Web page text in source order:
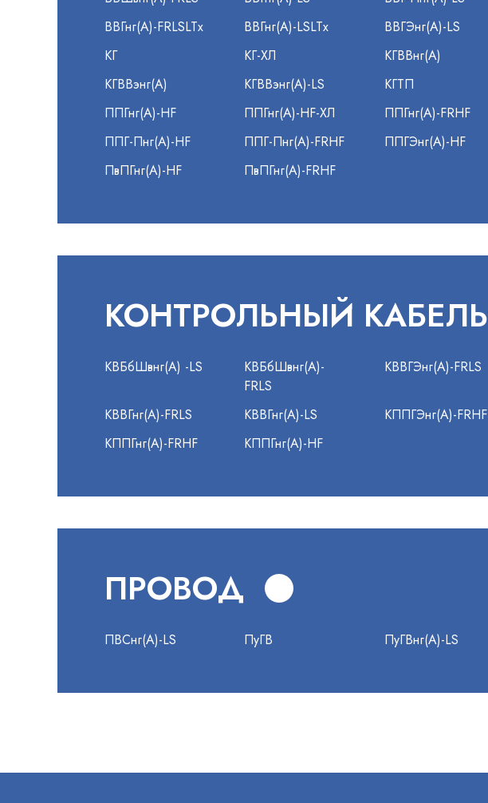
ВВГнг(А)-FRLSLTx
ВВГнг(А)-LSLTx ВВГЭнг(А)-LS
КГ
КГ-ХЛ КГВВнг(А)
КГВВэнг(А)
КГВВэнг(А)-LS КГТП
ППГнг(А)-HF
ППГнг(А)-HF-ХЛ ППГнг(А)-FRHF
ППГ-Пнг(А)-HF
ППГ-Пнг(А)-FRHF ППГЭнг(А)-HF
ПвПГнг(А)-HF
ПвПГнг(А)-FRHF
КОНТРОЛЬНЫЙ КАБЕЛЬ
КВБбШвнг(А) -LS
КВБбШвнг(А)-
FRLS
КВВГЭнг(А)-FRLS
КВВГнг(А)-FRLS КВВГнг(А)-LS КППГЭнг(А)-FRHF
КППГнг(А)-FRHF
КППГнг(А)-HF
ПРОВОД
ПВСнг(А)-LS ПуГВ ПуГВнг(А)-LS